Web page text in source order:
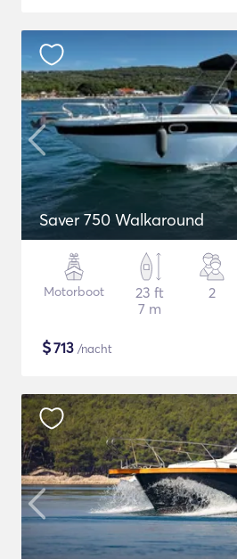
Saver 750 Walkaround
Motorboot
23 ft
7 m
2
$713 /nacht